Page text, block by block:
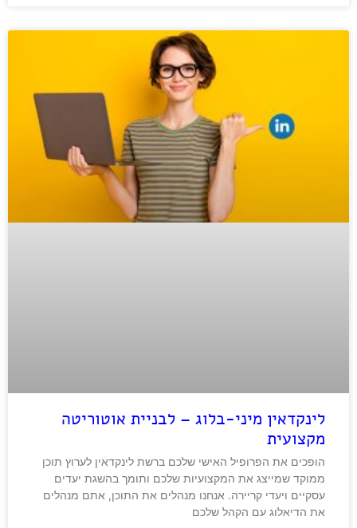
לינקדאין מיני-בלוג – לבניית אוטוריטה
מקצועית
הופכים את הפרופיל האישי שלכם ברשת לינקדאין לערוץ תוכן
ממוקד שמייצג את המקצועיות שלכם ותומך בהשגת יעדים
עסקיים ויעדי קריירה. אנחנו מנהלים את התוכן, אתם מנהלים
את הדיאלוג עם הקהל שלכם